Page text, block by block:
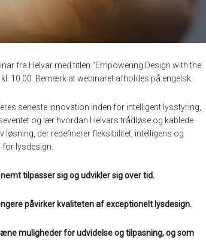
fra Helvar med titlen “Empowering Design with the
10.00. Bemærk at webinaret afholdes på engelsk.
seneste innovation inden for intelligent lysstyring,
og lær hvordan Helvars trådløse og kablede
der redefinerer fleksibilitet, intelligens og
lysdesign.
tilpasser sig og udvikler sig over tid.
påvirker kvaliteten af exceptionelt lysdesign.
muligheder for udvidelse og tilpasning, og som